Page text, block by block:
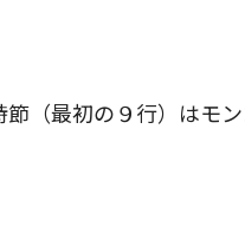
節（最初の９行）はモ